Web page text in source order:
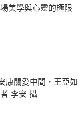
美學與心靈的極限
康關愛中間，王亞如
李安 攝